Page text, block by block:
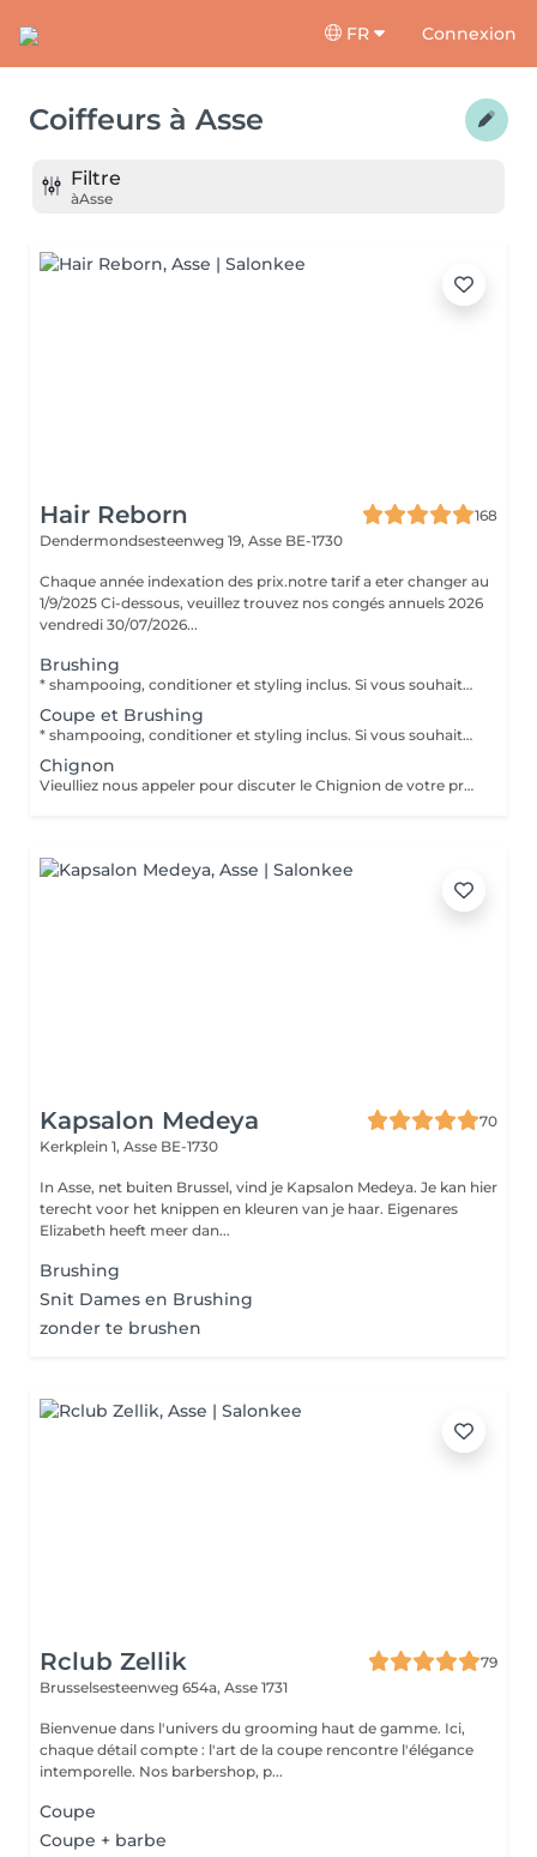
FR Connexion
Coiffeurs à Asse
Filtre
àAsse
Hair Reborn
168
Dendermondsesteenweg 19, Asse BE-1730
Chaque année indexation des prix.notre tarif a eter changer au
1/9/2025 Ci-dessous, veuillez trouvez nos congés annuels 2026
vendredi 30/07/2026...
Brushing
* shampooing, conditioner et styling inclus. Si vous souhaitez un soins intensive, reservez un soins extra: nos " sorte de spa ou label m
Coupe et Brushing
* shampooing, conditioner et styling inclus. Si vous souhaitez un soins intensive, reservez un soins extra: nos " sorte de spa ou un masque label m
Chignon
Vieulliez nous appeler pour discuter le Chignion de votre préférence. Les cheveux doivent être lavé le jour avant, sinon reservez un brushing avant votre chignion.
Kapsalon Medeya
70
Kerkplein 1, Asse BE-1730
In Asse, net buiten Brussel, vind je Kapsalon Medeya. Je kan hier
terecht voor het knippen en kleuren van je haar. Eigenares
Elizabeth heeft meer dan...
Brushing
Snit Dames en Brushing
zonder te brushen
Rclub Zellik
79
Brusselsesteenweg 654a, Asse 1731
Bienvenue dans l'univers du grooming haut de gamme. Ici,
chaque détail compte : l'art de la coupe rencontre l'élégance
intemporelle. Nos barbershop, p...
Coupe
Coupe + barbe